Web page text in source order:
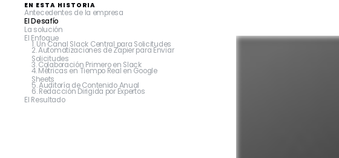
EN ESTA HISTORIA
Antecedentes de la empresa
El Desafío
‍La solución
El Enfoque
1. Un Canal Slack Central para Solicitudes
2. Automatizaciones de Zapier para Enviar
Solicitudes
3. Colaboración Primero en Slack
4. Métricas en Tiempo Real en Google
Sheets
5. Auditoría de Contenido Anual
6. Redacción Dirigida por Expertos
El Resultado